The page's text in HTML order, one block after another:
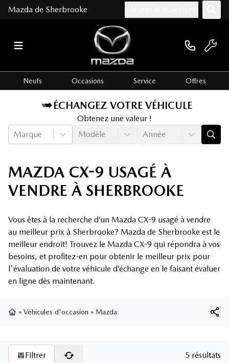
Mazda de Sherbrooke
Neufs Occasions Service Offres
ÉCHANGEZ VOTRE VÉHICULE
Obtenez une valeur !
Marque
Modèle Année
MAZDA CX-9 USAGÉ À
VENDRE À SHERBROOKE
Vous êtes à la recherche d’un Mazda CX-9 usagé à vendre
au meilleur prix à Sherbrooke? Mazda de Sherbrooke est le
meilleur endroit! Trouvez le Mazda CX-9 qui répondra à vos
besoins, et profitez-en pour obtenir le meilleur prix pour
l'évaluation de votre véhicule d’échange en le faisant évaluer
en ligne dès maintenant.
» Véhicules d'occasion » Mazda
Filtrer 5 résultats